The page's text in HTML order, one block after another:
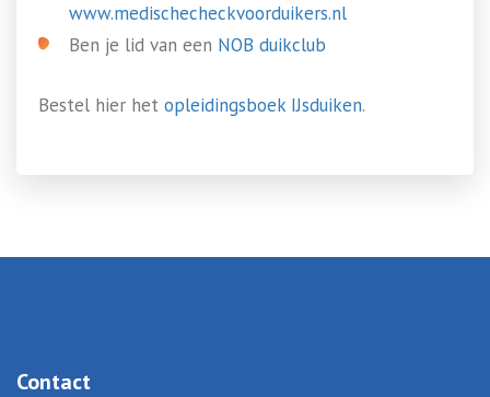
www.medischecheckvoorduikers.nl
Ben je lid van een NOB duikclub
Bestel hier het opleidingsboek IJsduiken.
Contact